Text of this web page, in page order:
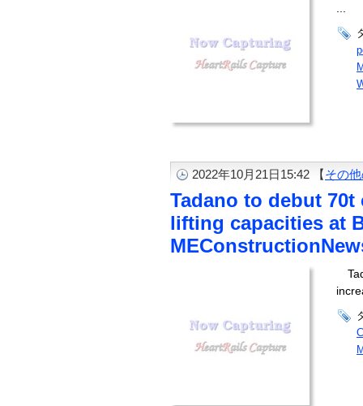
2022年10月21日15:42 【その
Tadano to debut
lifting capacities at